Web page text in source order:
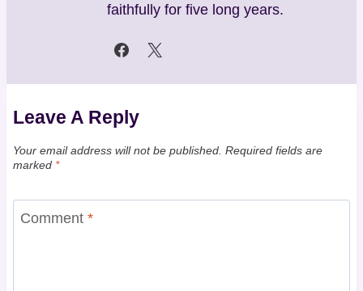
faithfully for five long years.
Leave A Reply
Your email address will not be published. Required fields are
marked *
Comment *